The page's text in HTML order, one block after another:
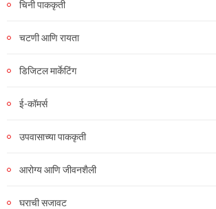
चिनी पाककृती
चटणी आणि रायता
डिजिटल मार्केटिंग
ई-कॉमर्स
उपवासाच्या पाककृती
आरोग्य आणि जीवनशैली
घराची सजावट